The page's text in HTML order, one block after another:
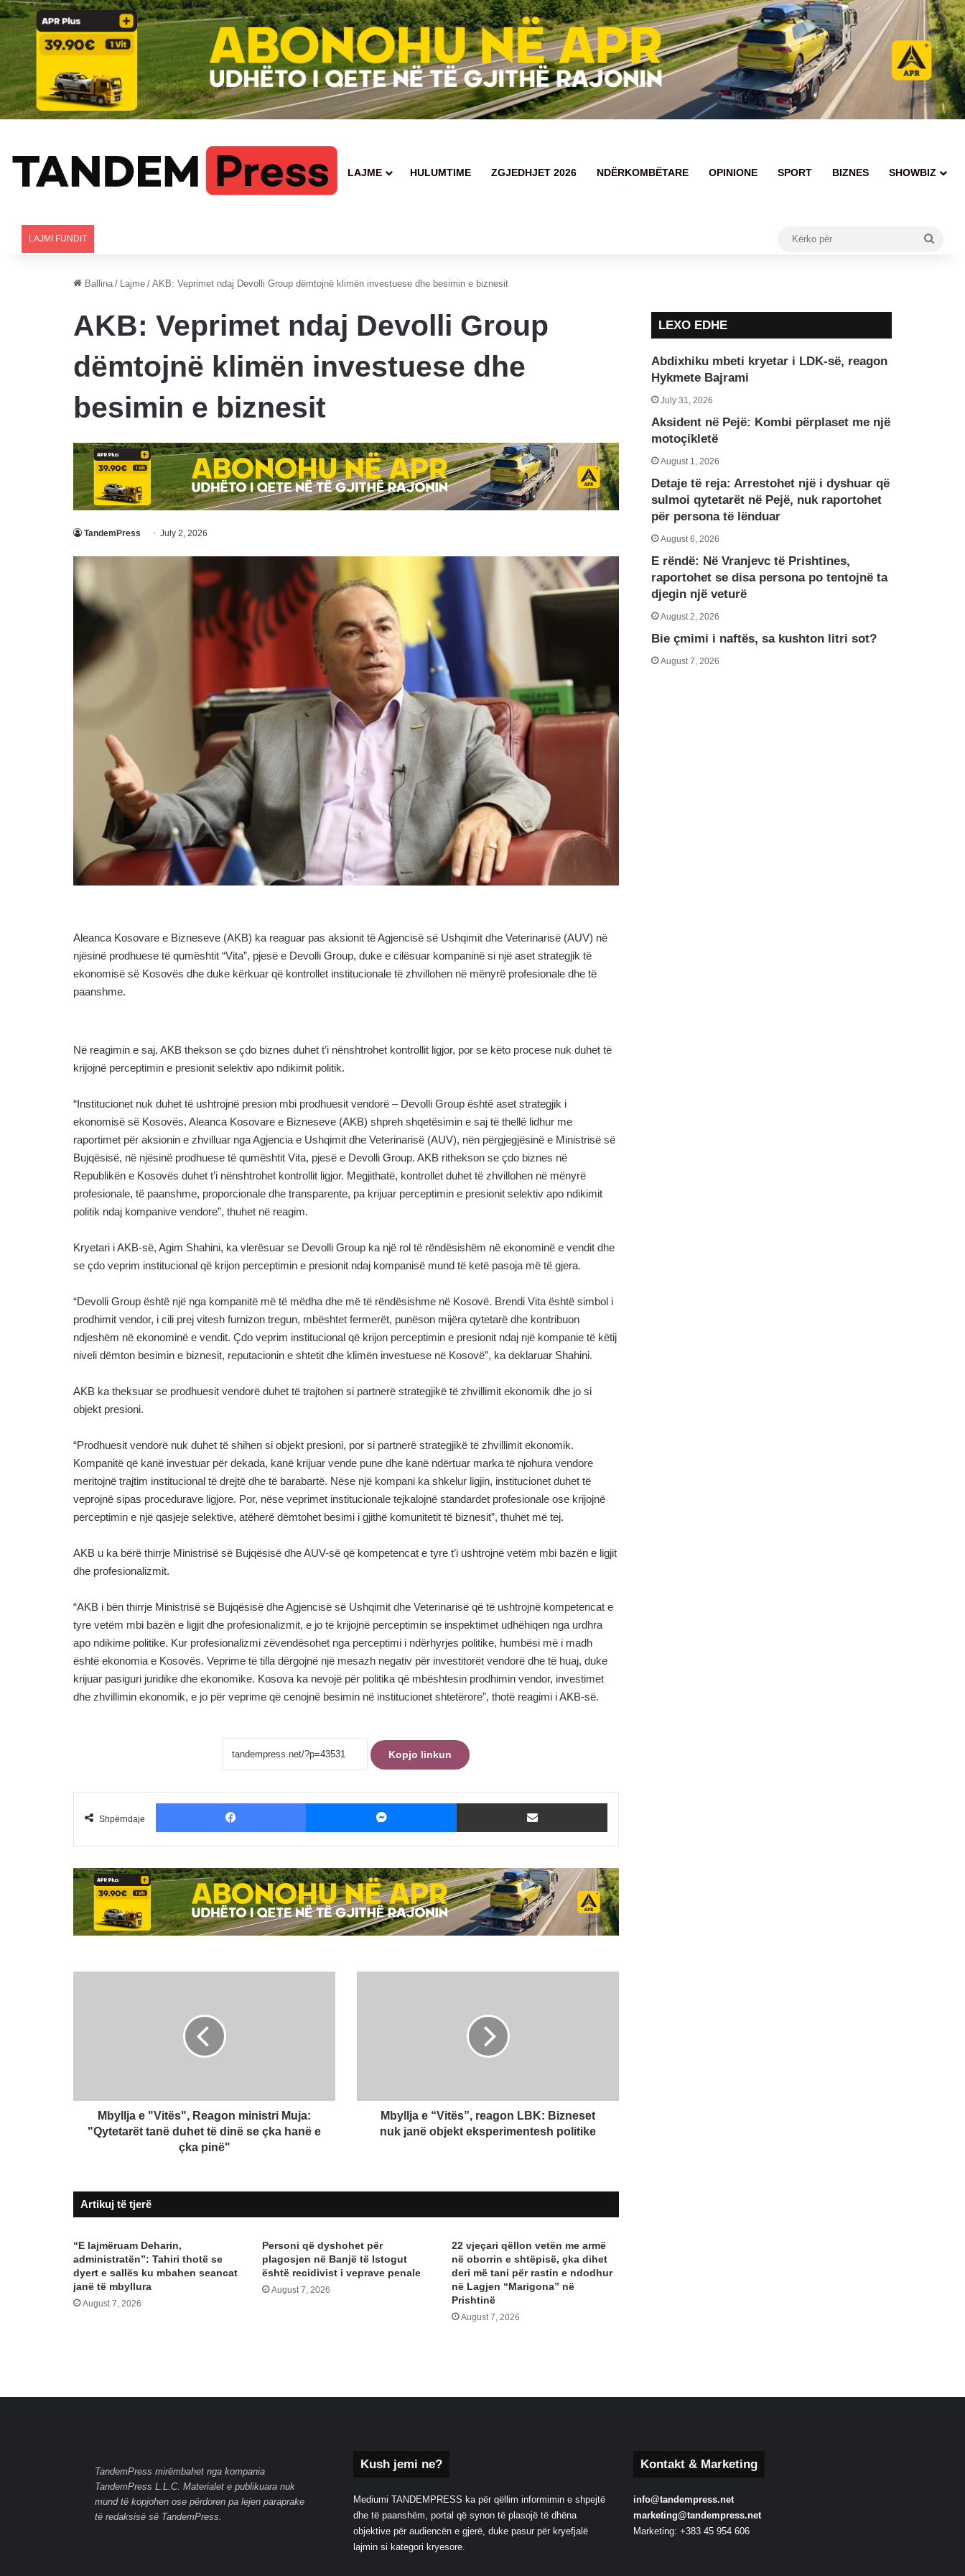
LAJME HULUMTIME ZGJEDHJET 2026 NDËRKOMBËTARE OPINIONE SPORT BIZNES SHOWBIZ
LAJMI FUNDIT
Ballina / Lajme / AKB: Veprimet ndaj Devolli Group dëmtojnë klimën investuese dhe besimin e biznesit
AKB: Veprimet ndaj Devolli Group
dëmtojnë klimën investuese dhe
besimin e biznesit
TandemPress July 2, 2026
Aleanca Kosovare e Bizneseve (AKB) ka reaguar pas aksionit të Agjencisë së Ushqimit dhe Veterinarisë (AUV) në
njësinë prodhuese të qumështit “Vita”, pjesë e Devolli Group, duke e cilësuar kompaninë si një aset strategjik të
ekonomisë së Kosovës dhe duke kërkuar që kontrollet institucionale të zhvillohen në mënyrë profesionale dhe të
paanshme.
Në reagimin e saj, AKB thekson se çdo biznes duhet t’i nënshtrohet kontrollit ligjor, por se këto procese nuk duhet të
krijojnë perceptimin e presionit selektiv apo ndikimit politik.
“Institucionet nuk duhet të ushtrojnë presion mbi prodhuesit vendorë – Devolli Group është aset strategjik i
ekonomisë së Kosovës. Aleanca Kosovare e Bizneseve (AKB) shpreh shqetësimin e saj të thellë lidhur me
raportimet për aksionin e zhvilluar nga Agjencia e Ushqimit dhe Veterinarisë (AUV), nën përgjegjësinë e Ministrisë së
Bujqësisë, në njësinë prodhuese të qumështit Vita, pjesë e Devolli Group. AKB rithekson se çdo biznes në
Republikën e Kosovës duhet t’i nënshtrohet kontrollit ligjor. Megjithatë, kontrollet duhet të zhvillohen në mënyrë
profesionale, të paanshme, proporcionale dhe transparente, pa krijuar perceptimin e presionit selektiv apo ndikimit
politik ndaj kompanive vendore”, thuhet në reagim.
Kryetari i AKB-së, Agim Shahini, ka vlerësuar se Devolli Group ka një rol të rëndësishëm në ekonominë e vendit dhe
se çdo veprim institucional që krijon perceptimin e presionit ndaj kompanisë mund të ketë pasoja më të gjera.
“Devolli Group është një nga kompanitë më të mëdha dhe më të rëndësishme në Kosovë. Brendi Vita është simbol i
prodhimit vendor, i cili prej vitesh furnizon tregun, mbështet fermerët, punëson mijëra qytetarë dhe kontribuon
ndjeshëm në ekonominë e vendit. Çdo veprim institucional që krijon perceptimin e presionit ndaj një kompanie të këtij
niveli dëmton besimin e biznesit, reputacionin e shtetit dhe klimën investuese në Kosovë”, ka deklaruar Shahini.
AKB ka theksuar se prodhuesit vendorë duhet të trajtohen si partnerë strategjikë të zhvillimit ekonomik dhe jo si
objekt presioni.
“Prodhuesit vendorë nuk duhet të shihen si objekt presioni, por si partnerë strategjikë të zhvillimit ekonomik.
Kompanitë që kanë investuar për dekada, kanë krijuar vende pune dhe kanë ndërtuar marka të njohura vendore
meritojnë trajtim institucional të drejtë dhe të barabartë. Nëse një kompani ka shkelur ligjin, institucionet duhet të
veprojnë sipas procedurave ligjore. Por, nëse veprimet institucionale tejkalojnë standardet profesionale ose krijojnë
perceptimin e një qasjeje selektive, atëherë dëmtohet besimi i gjithë komunitetit të biznesit”, thuhet më tej.
AKB u ka bërë thirrje Ministrisë së Bujqësisë dhe AUV-së që kompetencat e tyre t’i ushtrojnë vetëm mbi bazën e ligjit
dhe profesionalizmit.
“AKB i bën thirrje Ministrisë së Bujqësisë dhe Agjencisë së Ushqimit dhe Veterinarisë që të ushtrojnë kompetencat e
tyre vetëm mbi bazën e ligjit dhe profesionalizmit, e jo të krijojnë perceptimin se inspektimet udhëhiqen nga urdhra
apo ndikime politike. Kur profesionalizmi zëvendësohet nga perceptimi i ndërhyrjes politike, humbësi më i madh
është ekonomia e Kosovës. Veprime të tilla dërgojnë një mesazh negativ për investitorët vendorë dhe të huaj, duke
krijuar pasiguri juridike dhe ekonomike. Kosova ka nevojë për politika që mbështesin prodhimin vendor, investimet
dhe zhvillimin ekonomik, e jo për veprime që cenojnë besimin në institucionet shtetërore”, thotë reagimi i AKB-së.
Kopjo linkun
Shpërndaje
Facebook Messenger Shpërndaje me Email
duhet
dinë
e
çka
pinë"
Mbyllja e "Vitës", Reagon ministri Muja:
"Qytetarët tanë duhet të dinë se çka hanë e
çka pinë"
objekt
eksperimentesh
politike
Mbyllja e “Vitës”, reagon LBK: Bizneset
nuk janë objekt eksperimentesh politike
Artikuj të tjerë
“E lajmëruam Deharin,
administratën”: Tahiri thotë se
dyert e sallës ku mbahen seancat
janë të mbyllura
August 7, 2026
Personi që dyshohet për
plagosjen në Banjë të Istogut
është recidivist i veprave penale
August 7, 2026
22 vjeçari qëllon vetën me armë
në oborrin e shtëpisë, çka dihet
deri më tani për rastin e ndodhur
në Lagjen “Marigona” në
Prishtinë
August 7, 2026
LEXO EDHE
Abdixhiku mbeti kryetar i LDK-së, reagon
Hykmete Bajrami
July 31, 2026
Aksident në Pejë: Kombi përplaset me një
motoçikletë
August 1, 2026
Detaje të reja: Arrestohet një i dyshuar që
sulmoi qytetarët në Pejë, nuk raportohet
për persona të lënduar
August 6, 2026
E rëndë: Në Vranjevc të Prishtines,
raportohet se disa persona po tentojnë ta
djegin një veturë
August 2, 2026
Bie çmimi i naftës, sa kushton litri sot?
August 7, 2026
TandemPress mirëmbahet nga kompania
TandemPress L.L.C. Materialet e publikuara nuk
mund të kopjohen ose përdoren pa lejen paraprake
të redaksisë së TandemPress.
Kush jemi ne?
Mediumi TANDEMPRESS ka për qëllim informimin e shpejtë
dhe të paanshëm, portal që synon të plasojë të dhëna
objektive për audiencën e gjerë, duke pasur për kryefjalë
lajmin si kategori kryesore.
Kontakt & Marketing
info@tandempress.net
marketing@tandempress.net
Marketing: +383 45 954 606